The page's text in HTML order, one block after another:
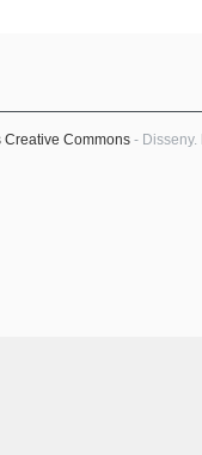
Creative Commons - Disseny.